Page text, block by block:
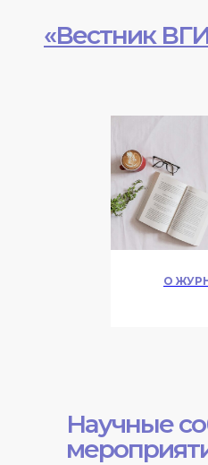
«Вестник
О
Научные